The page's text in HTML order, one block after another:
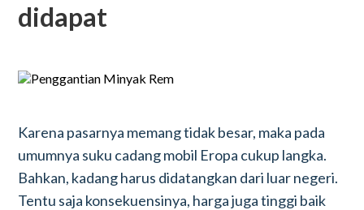
didapat
Karena pasarnya memang tidak besar, maka pada
umumnya suku cadang mobil Eropa cukup langka.
Bahkan, kadang harus didatangkan dari luar negeri.
Tentu saja konsekuensinya, harga juga tinggi baik